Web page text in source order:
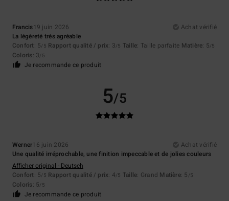
Francis19 juin 2026
Achat vérifié
La légèreté trés agréable
Confort: 5/5 Rapport qualité / prix: 3/5 Taille: Taille parfaite Matière: 5/5
Coloris: 3/5
Je recommande ce produit
5/5
Werner16 juin 2026
Achat vérifié
Une qualité irréprochable, une finition impeccable et de jolies couleurs
Afficher original - Deutsch
Confort: 5/5 Rapport qualité / prix: 4/5 Taille: Grand Matière: 5 /5
Coloris: 5/5
Je recommande ce produit